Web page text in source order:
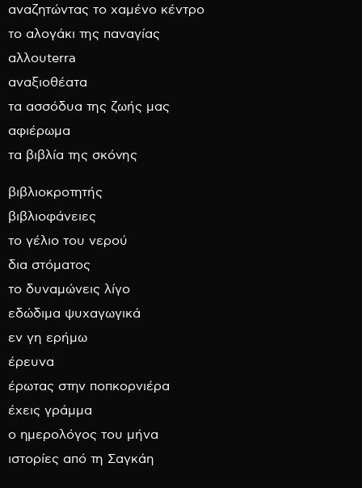
αναζητώντας το χαμένο κέντρο
το αλογάκι της παναγίας
αλλουterra
αναξιοθέατα
τα ασσόδυα της ζωής μας
αφιέρωμα
τα βιβλία της σκόνης
βιβλιοκροτητής
βιβλιοφάνειες
το γέλιο του νερού
δια στόματος
το δυναμώνεις λίγο
εδώδιμα ψυχαγωγικά
εν γη ερήμω
έρευνα
έρωτας στην ποπκορνιέρα
έχεις γράμμα
ο ημερολόγος του μήνα
ιστορίες από τη Σαγκάη